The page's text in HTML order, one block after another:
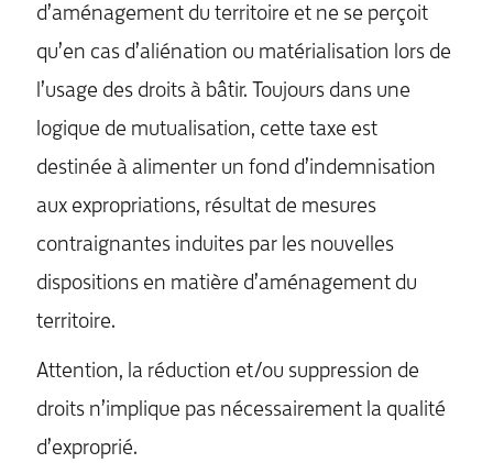
d’aménagement du territoire et ne se perçoit
qu’en cas d’aliénation ou matérialisation lors de
l’usage des droits à bâtir. Toujours dans une
logique de mutualisation, cette taxe est
destinée à alimenter un fond d’indemnisation
aux expropriations, résultat de mesures
contraignantes induites par les nouvelles
dispositions en matière d’aménagement du
territoire.
Attention, la réduction et/ou suppression de
droits n’implique pas nécessairement la qualité
d’exproprié.